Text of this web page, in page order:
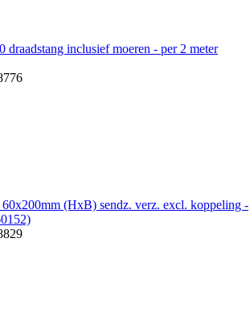
draadstang inclusief moeren - per 2 meter
(HxB) sendz. verz. excl. koppeling -